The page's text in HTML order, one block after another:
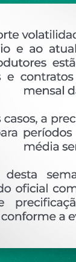
Disponibilidade:
OVERVIEW
Perfil
Ver
Etiquetas: